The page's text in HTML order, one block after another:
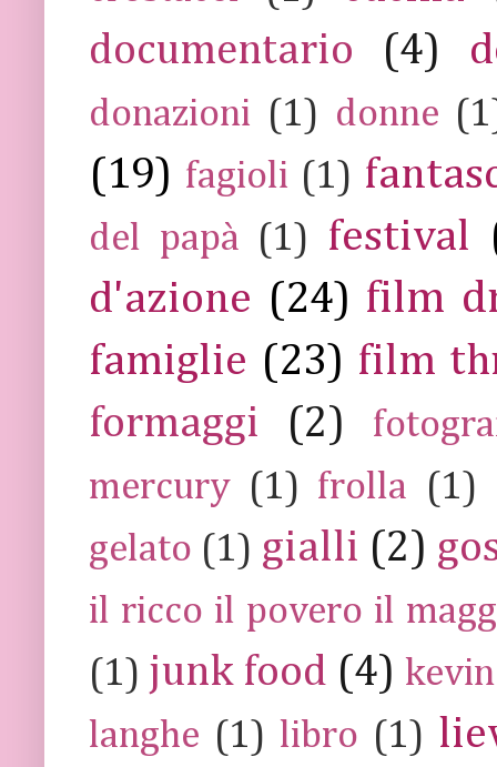
documentario
(4)
donazioni (1) donne
(19) fagioli (1)
del papà (1) festival
d'azione (24) film
famiglie (23) film
formaggi
(2)
mercury (1) frolla (1)
gelato (1) gialli (2)
il ricco il povero il
(1) junk food (4)
langhe (1) libro (1)